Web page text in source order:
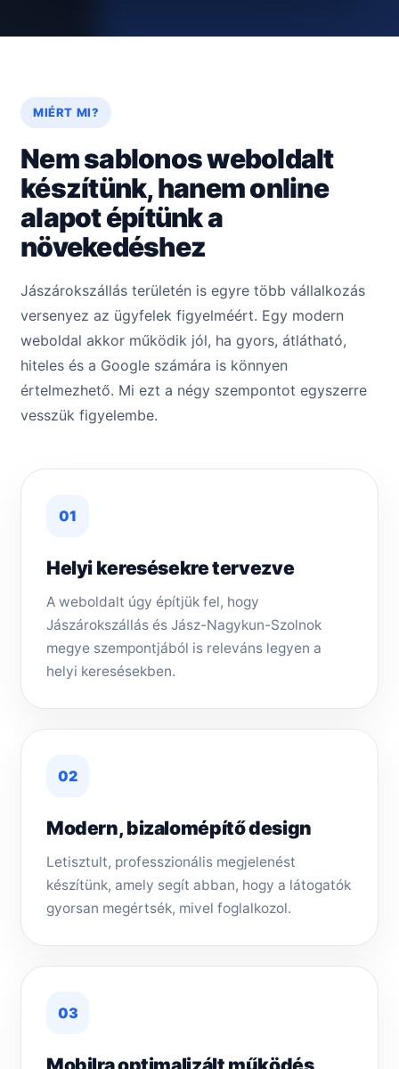
MIÉRT MI?
Nem sablonos weboldalt
készítünk, hanem online
alapot építünk a
növekedéshez
Jászárokszállás területén is egyre több vállalkozás
versenyez az ügyfelek figyelméért. Egy modern
weboldal akkor működik jól, ha gyors, átlátható,
hiteles és a Google számára is könnyen
értelmezhető. Mi ezt a négy szempontot egyszerre
vesszük figyelembe.
01
Helyi keresésekre tervezve
A weboldalt úgy építjük fel, hogy
Jászárokszállás és Jász-Nagykun-Szolnok
megye szempontjából is releváns legyen a
helyi keresésekben.
02
Modern, bizalomépítő design
Letisztult, professzionális megjelenést
készítünk, amely segít abban, hogy a látogatók
gyorsan megértsék, mivel foglalkozol.
03